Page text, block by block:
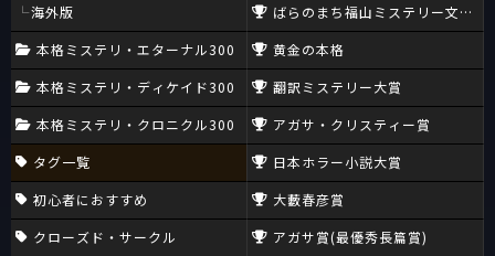
海外版
本格ミステリ・エターナル300
本格ミステリ・ディケイド300
本格ミステリ・クロニクル300
タグ一覧
初心者におすすめ
クローズド・サークル
ばらのまち福山ミステリー文学新
黄金の本格
翻訳ミステリー大賞
アガサ・クリスティー賞
日本ホラー小説大賞
大藪春彦賞
アガサ賞(最優秀長篇賞)